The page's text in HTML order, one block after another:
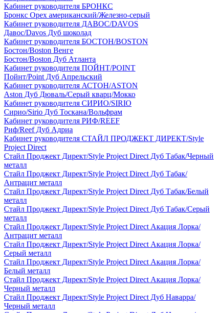
Кабинет руководителя БРОНКС
Бронкс Орех американский/Железно-серый
Кабинет руководителя ДАВОС/DAVOS
Давос/Davos Дуб шоколад
Кабинет руководителя БОСТОН/BOSTON
Бостон/Boston Венге
Бостон/Boston Дуб Атланта
Кабинет руководителя ПОЙНТ/POINT
Пойнт/Point Дуб Апрельский
Кабинет руководителя АСТОН/ASTON
Aston Дуб Дюваль/Серый кварц/Мокко
Кабинет руководителя СИРИО/SIRIO
Сирио/Sirio Дуб Тоскана/Вольфрам
Кабинет руководителя РИФ/REEF
Риф/Reef Дуб Адриа
Кабинет руководителя СТАЙЛ ПРОДЖЕКТ ДИРЕКТ/Style
Project Direct
Стайл Проджект Директ/Style Project Direct Дуб Табак/Черный
металл
Стайл Проджект Директ/Style Project Direct Дуб Табак/
Антрацит металл
Стайл Проджект Директ/Style Project Direct Дуб Табак/Белый
металл
Стайл Проджект Директ/Style Project Direct Дуб Табак/Серый
металл
Стайл Проджект Директ/Style Project Direct Акация Лорка/
Антрацит металл
Стайл Проджект Директ/Style Project Direct Акация Лорка/
Серый металл
Стайл Проджект Директ/Style Project Direct Акация Лорка/
Белый металл
Стайл Проджект Директ/Style Project Direct Акация Лорка/
Черный металл
Стайл Проджект Директ/Style Project Direct Дуб Наварра/
Черный металл